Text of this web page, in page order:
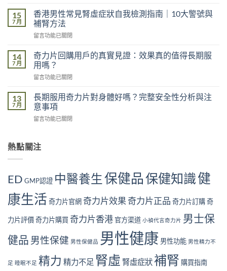
男
性
能
影
響
有
多
醫
學
角
面
解
市
男
性
精
不
足
的
五
原
因：
中
個？〉
15
7 月
香港男性常見腎虛症狀自我檢測指南｜10大警號與
補腎方法
在
港
男
性
常
腎
虛
症
狀
檢
｜
大
警
號
與
腎
法〉
中
留言功能已關閉
14
7 月
奇力片回購用戶的真實見證：效果真的值得長期服
用嗎？
在
力
片
回
購
的
證：
果
真
值
長
用
留言功能已關閉
13
7 月
長期服用奇力片對身體好嗎？完整安全性分析與注
意事項
在
服
用
片
身
體
嗎？
整
性
留言功能已關閉
熱點關注
ED GMP認證 中醫養生保健品保健知識健
康生活 奇力片官網 奇力片效果 奇力片正品 奇力片訂購奇
力片評價奇力片購買 奇力片香港 官方渠道 小禎代言奇力片 男士保
健品 男性保健 男性保健品 男性健康 男性功能 男性精力不
足 睡眠不足 精力 精力不足 腎虛 腎虛症狀補腎 購買指南